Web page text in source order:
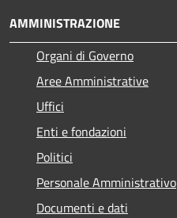
AMMINISTRAZIONE
Organi di Governo
Aree Amministrative
Uffici
Enti e fondazioni
Politici
Personale Amministrativo
Documenti e dati